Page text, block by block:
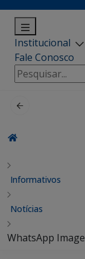
Institucional
Fale Conosco
Pesquisar
por:
Informativos
Notícias
WhatsApp